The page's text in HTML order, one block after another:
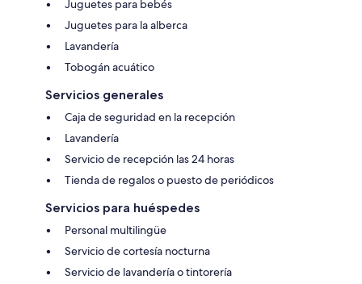
Juguetes para bebés
Juguetes para la alberca
Lavandería
Tobogán acuático
Servicios generales
Caja de seguridad en la recepción
Lavandería
Servicio de recepción las 24 horas
Tienda de regalos o puesto de periódicos
Servicios para huéspedes
Personal multilingüe
Servicio de cortesía nocturna
Servicio de lavandería o tintorería